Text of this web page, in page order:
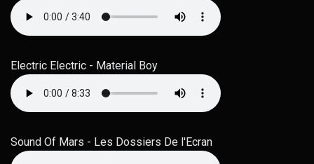
Electric Electric - Material Boy
Sound Of Mars - Les Dossiers De l'Ecran